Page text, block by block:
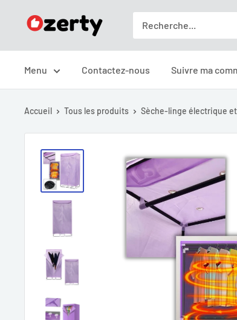
Ozerty
Menu Contactez-nous Suivre ma
Accueil Tous les produits Sèche-linge électrique